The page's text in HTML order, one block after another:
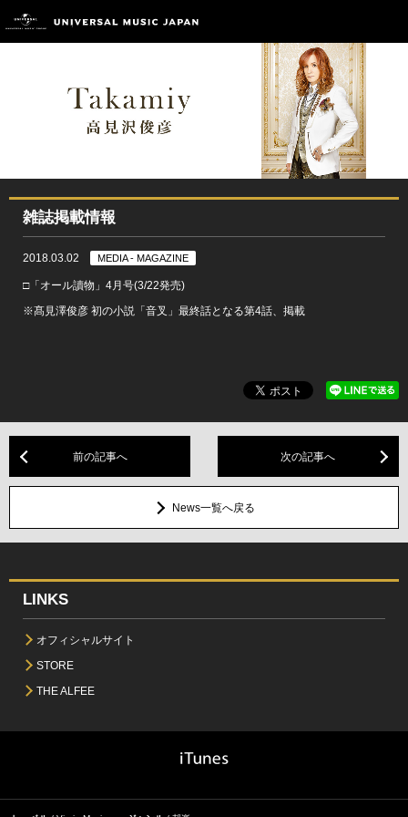
雑誌掲載情報
2018.03.02 MEDIA - MAGAZINE
□「オール讀物」4月号(3/22発売)
※髙見澤俊彦 初の小説「音叉」最終話となる第4話、掲載
前の記事へ 次の記事へ
News一覧へ戻る
LINKS
オフィシャルサイト
STORE
THE ALFEE